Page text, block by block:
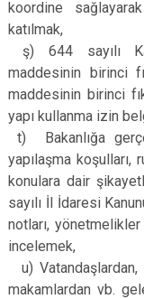
koordine
katılmak,
ş) 644 sayılı
maddesinin birinci
maddesinin birinci
yapı kullanma izin
t) Bakanlığa
yapılaşma koşulları,
konulara dair
sayılı İl İdaresi
notları,
incelemek,
u)
makamlardan vb.